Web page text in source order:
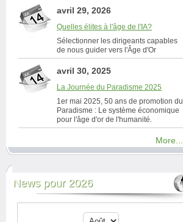
avril 29, 2026
Quelles élites à l'âge de l'IA?
Sélectionner les dirigeants capables
de nous guider vers l'Âge d'Or
avril 30, 2025
La Journée du Paradisme 2025
1er mai 2025, 50 ans de promotion du
Paradisme : Le système économique
pour l'âge d'or de l'humanité.
More...
News pour 2026